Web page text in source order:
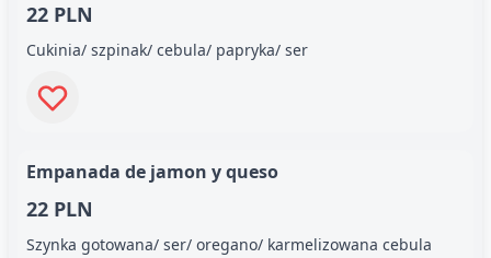
22 PLN
Cukinia/ szpinak/ cebula/ papryka/ ser
Empanada de jamon y queso
22 PLN
Szynka gotowana/ ser/ oregano/ karmelizowana cebula